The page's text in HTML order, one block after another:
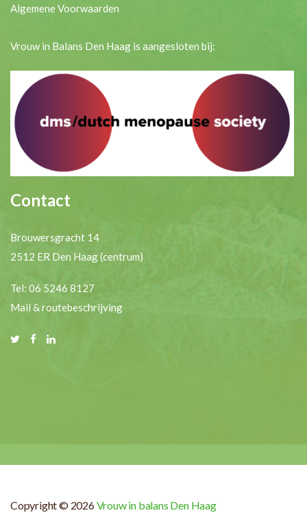
Algemene Voorwaarden
Vrouw in Balans Den Haag is aangesloten bij:
Contact
Brouwersgracht 14
2512 ER Den Haag (centrum)
Tel: 06 5246 8127
Mail & routebeschrijving
Copyright © 2026Vrouw in balans Den Haag